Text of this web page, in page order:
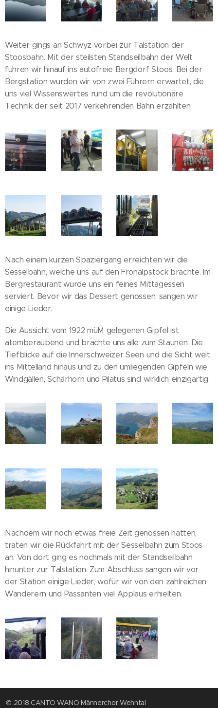
Weiter gings an Schwyz vorbei zur Talstation der
Stoosbahn. Mit der steilsten Standseilbahn der Welt
fuhren wir hinauf ins autofreie Bergdorf Stoos. Bei der
Bergstation wurden wir von zwei Führern erwartet, die
uns viel Wissenswertes rund um die revolutionäre
Technik der seit 2017 verkehrenden Bahn erzählten.
Nach einem kurzen Spaziergang erreichten wir die
Sesselbahn, welche uns auf den Fronalpstock brachte. Im
Bergrestaurant wurde uns ein feines Mittagessen
serviert. Bevor wir das Dessert genossen, sangen wir
einige Lieder.
Die Aussicht vom 1922 müM gelegenen Gipfel ist
atemberaubend und brachte uns alle zum Staunen. Die
Tiefblicke auf die Innerschweizer Seen und die Sicht weit
ins Mittelland hinaus und zu den umliegenden Gipfeln wie
Windgällen, Schärhorn und Pilatus sind wirklich einzigartig.
Nachdem wir noch etwas freie Zeit genossen hatten,
traten wir die Rückfahrt mit der Sesselbahn zum Stoos
an. Von dort ging es nochmals mit der Standseilbahn
hinunter zur Talstation. Zum Abschluss sangen wir vor
der Station einige Lieder, wofür wir von den zahlreichen
Wanderern und Passanten viel Applaus erhielten.
© 2018 CANTO WANO Männerchor Wehntal